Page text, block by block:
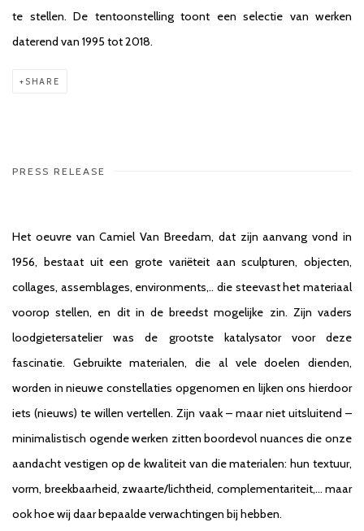
te stellen. De tentoonstelling toont een selectie van werken
daterend van 1995 tot 2018.
SHARE
PRESS RELEASE
Het oeuvre van Camiel Van Breedam, dat zijn aanvang vond in
1956, bestaat uit een grote variëteit aan sculpturen, objecten,
collages, assemblages, environments,.. die steevast het materiaal
voorop stellen, en dit in de breedst mogelijke zin. Zijn vaders
loodgietersatelier was de grootste katalysator voor deze
fascinatie. Gebruikte materialen, die al vele doelen dienden,
worden in nieuwe constellaties opgenomen en lijken ons hierdoor
iets (nieuws) te willen vertellen. Zijn vaak – maar niet uitsluitend –
minimalistisch ogende werken zitten boordevol nuances die onze
aandacht vestigen op de kwaliteit van die materialen: hun textuur,
vorm, breekbaarheid, zwaarte/lichtheid, complementariteit,… maar
ook hoe wij daar bepaalde verwachtingen bij hebben.